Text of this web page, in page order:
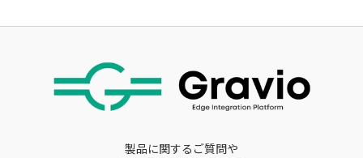
製品に関するご質問や